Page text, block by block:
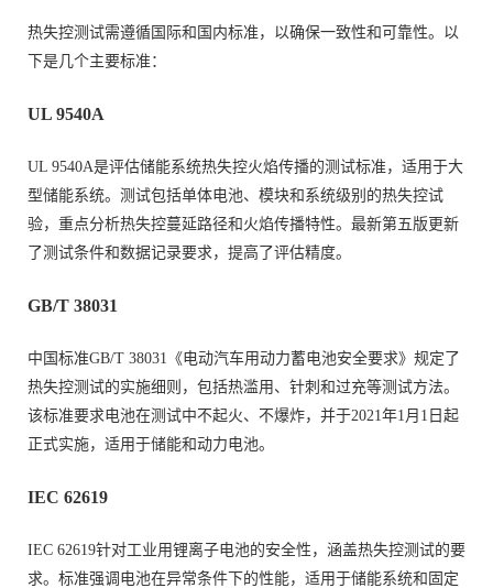
热失控测试需遵循国际和国内标准，以确保一致性和可靠性。以
下是几个主要标准：
UL 9540A
UL 9540A是评估储能系统热失控火焰传播的测试标准，适用于大
型储能系统。测试包括单体电池、模块和系统级别的热失控试
验，重点分析热失控蔓延路径和火焰传播特性。最新第五版更新
了测试条件和数据记录要求，提高了评估精度。
GB/T 38031
中国标准GB/T 38031《电动汽车用动力蓄电池安全要求》规定了
热失控测试的实施细则，包括热滥用、针刺和过充等测试方法。
该标准要求电池在测试中不起火、不爆炸，并于2021年1月1日起
正式实施，适用于储能和动力电池。
IEC 62619
IEC 62619针对工业用锂离子电池的安全性，涵盖热失控测试的要
求。标准强调电池在异常条件下的性能，适用于储能系统和固定